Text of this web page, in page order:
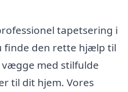
tapetsering i
finde den rette hjælp til
med stilfulde
til dit hjem. Vores